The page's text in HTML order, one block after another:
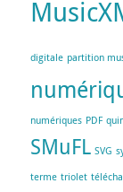
digitale partition
numériques PDF
SMuFL SVG
terme triolet